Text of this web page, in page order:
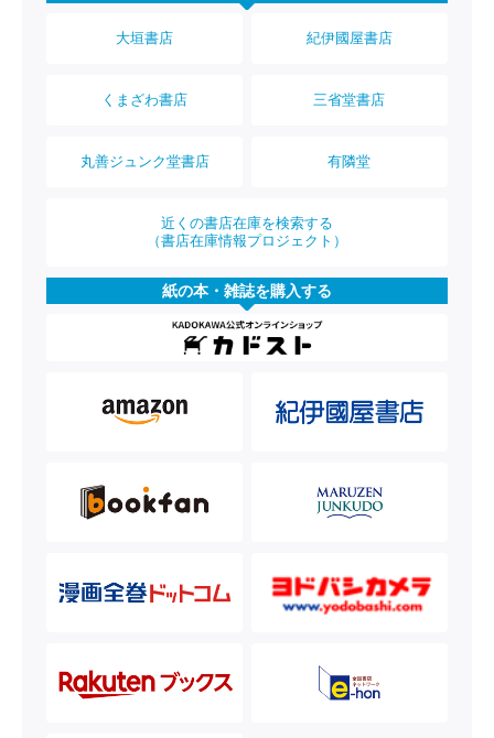
大垣書店 紀伊國屋書店
くまざわ書店 三省堂書店
丸善ジュンク堂書店 有隣堂
近くの書店在庫を検索する
（書店在庫情報プロジェクト）
紙の本・雑誌を購入する